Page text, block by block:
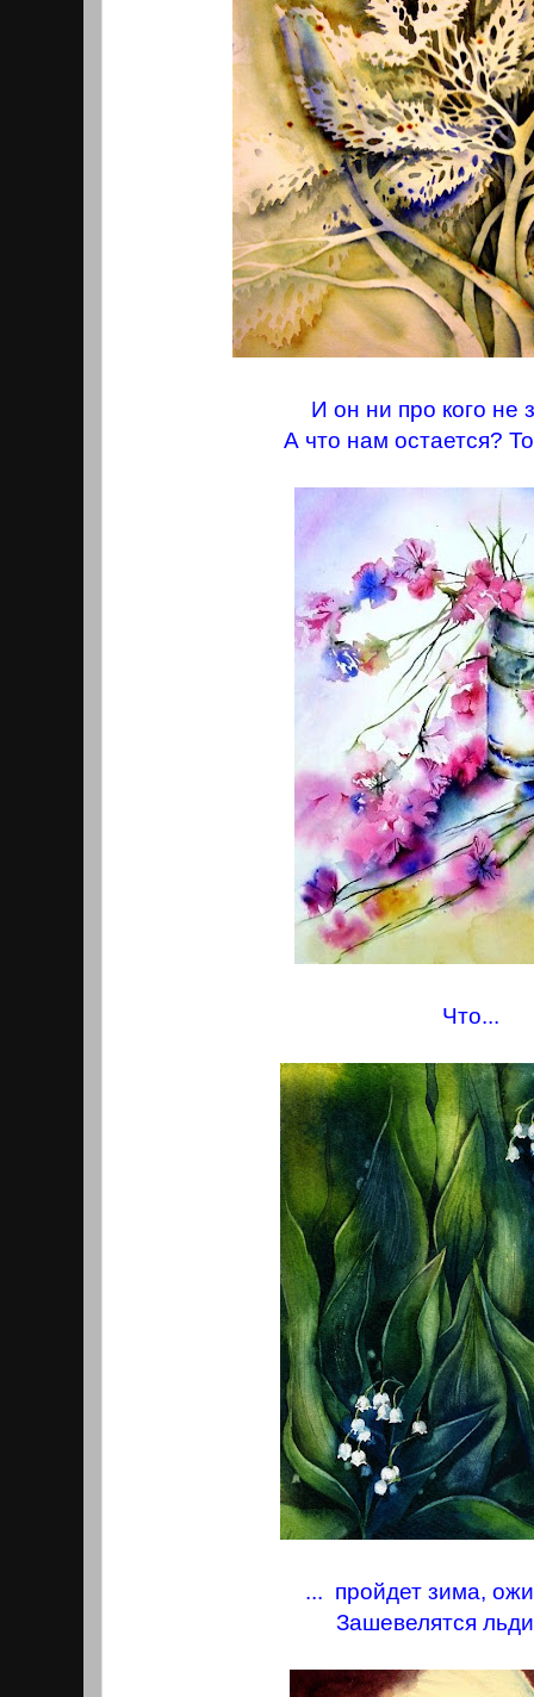
И он ни про кого не
А что нам остается?
Что...
... пройдет зима,
Зашевелятся